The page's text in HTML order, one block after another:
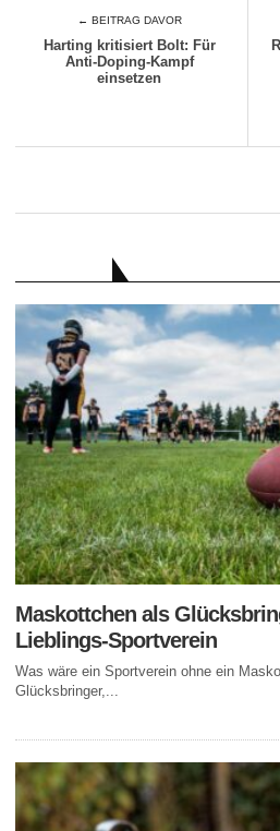
← BEITRAG DAVOR
Harting kritisiert Bolt: Für
Anti-Doping-Kampf
einsetzen
Maskottchen als
Lieblings-Sportverein
Was wäre ein Sportverein ohne ein
Glücksbringer,...